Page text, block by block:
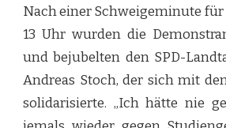
Nach einer Schweigeminute
13 Uhr wurden die
und bejubelten den SPD-
Andreas Stoch, der sich mit
solidarisierte. „Ich hätte nie